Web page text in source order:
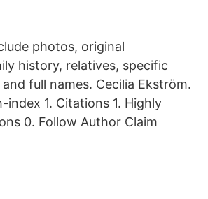
photos, original
history, relatives, specific
full names. Cecilia Ekström.
index 1. Citations 1. Highly
0. Follow Author Claim